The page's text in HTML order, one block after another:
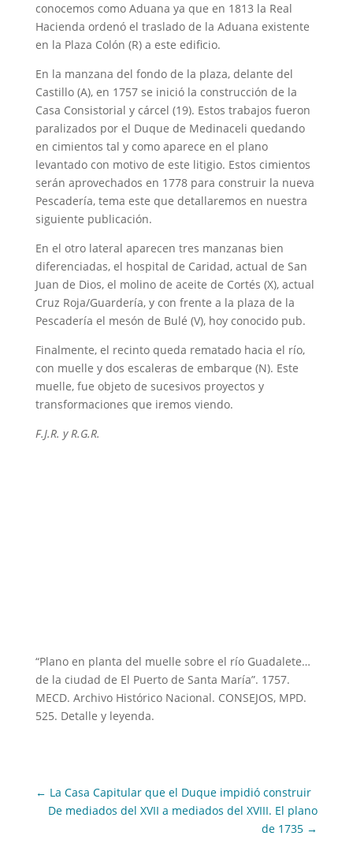
conocemos como Aduana ya que en 1813 la Real
Hacienda ordenó el traslado de la Aduana existente
en la Plaza Colón (R) a este edificio.
En la manzana del fondo de la plaza, delante del
Castillo (A), en 1757 se inició la construcción de la
Casa Consistorial y cárcel (19). Estos trabajos fueron
paralizados por el Duque de Medinaceli quedando
en cimientos tal y como aparece en el plano
levantado con motivo de este litigio. Estos cimientos
serán aprovechados en 1778 para construir la nueva
Pescadería, tema este que detallaremos en nuestra
siguiente publicación.
En el otro lateral aparecen tres manzanas bien
diferenciadas, el hospital de Caridad, actual de San
Juan de Dios, el molino de aceite de Cortés (X), actual
Cruz Roja/Guardería, y con frente a la plaza de la
Pescadería el mesón de Bulé (V), hoy conocido pub.
Finalmente, el recinto queda rematado hacia el río,
con muelle y dos escaleras de embarque (N). Este
muelle, fue objeto de sucesivos proyectos y
transformaciones que iremos viendo.
F.J.R. y R.G.R.
“Plano en planta del muelle sobre el río Guadalete…
de la ciudad de El Puerto de Santa María”. 1757.
MECD. Archivo Histórico Nacional. CONSEJOS, MPD.
525. Detalle y leyenda.
← La Casa Capitular que el Duque impidió construir
De mediados del XVII a mediados del XVIII. El plano
de 1735 →